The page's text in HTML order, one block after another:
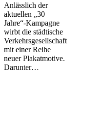
Anlässlich der
aktuellen „30
Jahre“-Kampagne
wirbt die städtische
Verkehrsgesellschaft
mit einer Reihe
neuer Plakatmotive.
Darunter…